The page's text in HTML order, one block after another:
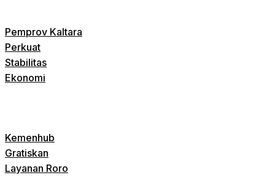
Pemprov Kaltara
Perkuat
Stabilitas
Ekonomi
Kemenhub
Gratiskan
Layanan Roro